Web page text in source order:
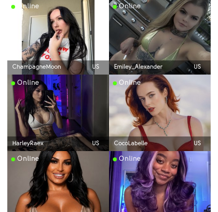
Online
ChampagneMoon US
Online
Emiley_Alexander US
Online
HarleyRaex US
Online
CocoLabelle US
Online Online